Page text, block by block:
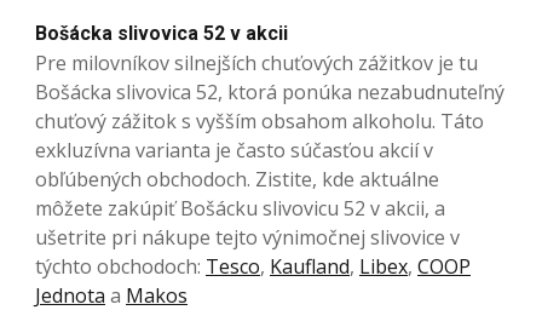
Bošácka slivovica 52 v akcii
Pre milovníkov silnejších chuťových zážitkov je tu
Bošácka slivovica 52, ktorá ponúka nezabudnuteľný
chuťový zážitok s vyšším obsahom alkoholu. Táto
exkluzívna varianta je často súčasťou akcií v
obľúbených obchodoch. Zistite, kde aktuálne
môžete zakúpiť Bošácku slivovicu 52 v akcii, a
ušetrite pri nákupe tejto výnimočnej slivovice v
týchto obchodoch: Tesco, Kaufland, Libex, COOP
Jednota a Makos